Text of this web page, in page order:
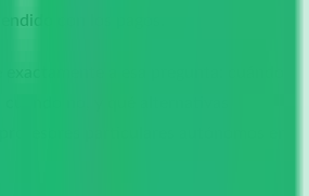
con los pagos.
a esa pregunta: cuándo
no, y qué alternativas
particulares autónomos en